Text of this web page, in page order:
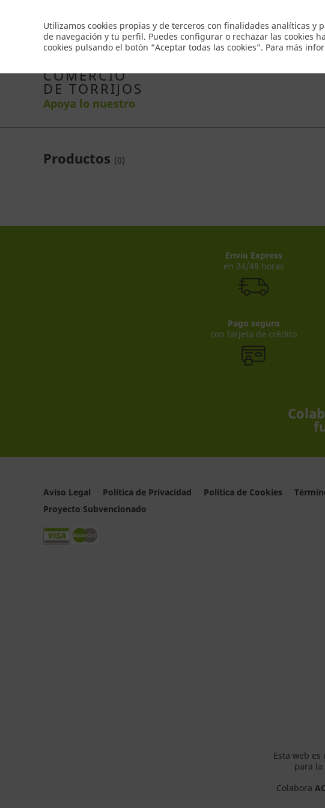
Utilizamos cookies propias y de terceros con finalidades analíticas
de navegación y tu perfil. Puedes configurar o rechazar las cookies
cookies pulsando el botón “Aceptar todas las cookies”. Para más
Inicio Productos Comercios Ofertas Contacto
COMERCIO
DE TORRIJOS
Apoya lo nuestro
Productos (0)
Envio Express
en 24/48 horas
Pago seguro
con tarjeta de crédito
Aviso Legal Política de Privacidad Política de Cookies
Proyecto Subvencionado
Esta web
para
Colabora